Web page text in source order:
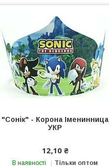
"Сонік" - Корона Іменинница
УКР
12,10 ₴
В наявності Тільки оптом